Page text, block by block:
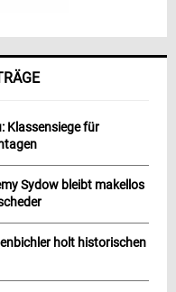
Klassensiege für
Sydow bleibt makellos
holt historischen